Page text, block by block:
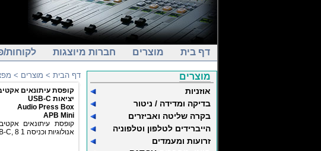
דף בית מוצרים חברות מיוצגות לקוחות/
מוצרים
אוזניות
בדיקה ומדידה / ניטור
בקרה שליטה ואביזרים
הייברידים לטלפון וטלפוניה
זרועות ומעמדים
דף הבית > מוצרים >
יציאות USB-C
Audio Press Box
APB Mini
אנולוגיות וכניסה 1 USB-C, 8 יציאות אנלוגיות ו4 USB-C